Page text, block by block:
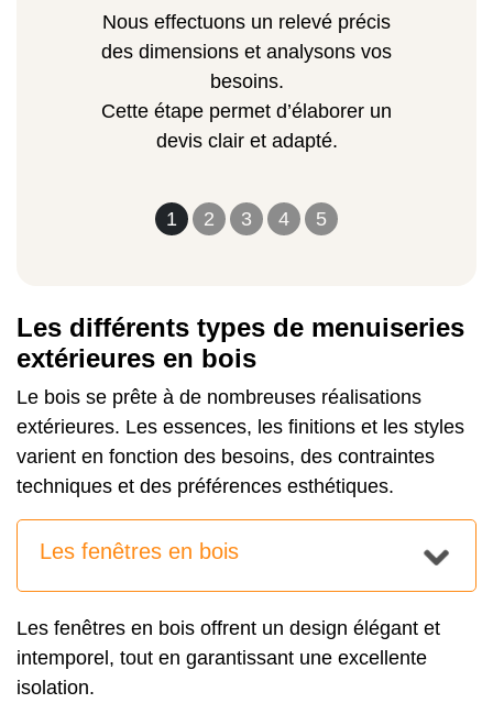
1 2 3 4 5
Nous effectuons un relevé précis
des dimensions et analysons vos
besoins.
Cette étape permet d’élaborer un
devis clair et adapté.
Les différents types de menuiseries
extérieures en bois
Le bois se prête à de nombreuses réalisations
extérieures. Les essences, les finitions et les styles
varient en fonction des besoins, des contraintes
techniques et des préférences esthétiques.
Les fenêtres en bois
Les fenêtres en bois offrent un design élégant et
intemporel, tout en garantissant une excellente
isolation.